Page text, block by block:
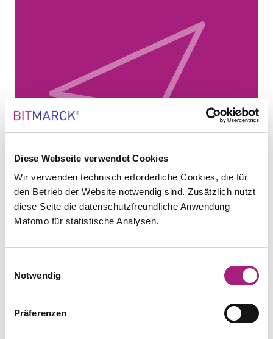
Diese Webseite verwendet Cookies
Wir verwenden technisch erforderliche Cookies, die für
den Betrieb der Website notwendig sind. Zusätzlich nutzt
diese Seite die datenschutzfreundliche Anwendung
Matomo für statistische Analysen.
Notwendig
Präferenzen
Gremien